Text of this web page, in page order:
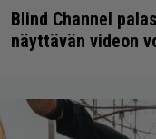
Blind Channel
näyttävän videon